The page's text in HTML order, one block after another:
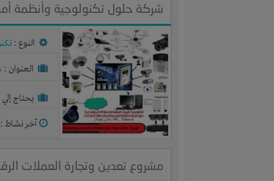
شركة حلول تكنولوجية وأنظمة
النوع :
العنوان :
يحتاج
آخر نشاط :
مشروع تعدين وتجارة العملات